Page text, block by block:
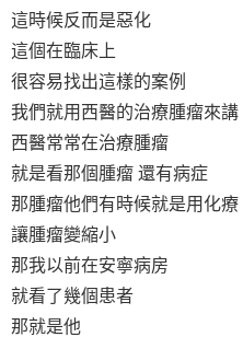
這時候反而是惡化
這個在臨床上
很容易找出這樣的案例
我們就用西醫的治療腫瘤來講
西醫常常在治療腫瘤
就是看那個腫瘤 還有病症
那腫瘤他們有時候就是用化療
讓腫瘤變縮小
那我以前在安寧病房
就看了幾個患者
那就是他